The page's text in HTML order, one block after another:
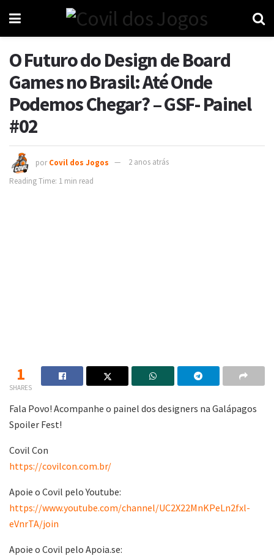
O Futuro do Design de Board
Games no Brasil: Até Onde
Podemos Chegar? – GSF- Painel
#02
por Covil dos Jogos
2 anos atrás
Reading Time: 1 min read
1
SHARES
Fala Povo! Acompanhe o painel dos designers na Galápagos
Spoiler Fest!
Covil Con
https://covilcon.com.br/
Apoie o Covil pelo Youtube:
https://www.youtube.com/channel/UC2X22MnKPeLn2fxl-
eVnrTA/join
Apoie o Covil pelo Apoia.se: